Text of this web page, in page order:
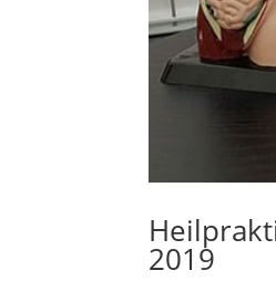
2019